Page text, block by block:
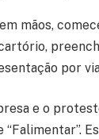
mãos,
por
e o